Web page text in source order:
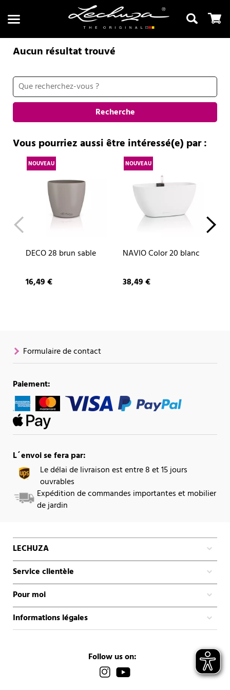
Recherche
Aucun résultat trouvé
Recherche
Vous pourriez aussi être intéressé(e) par :
NOUVEAU
DECO 28 brun sable
16,49 €
NOUVEAU
NAVIO Color 20 blanc
38,49 €
Formulaire de contact
Paiement:
L´envoi se fera par:
Le délai de livraison est entre 8 et 15 jours
ouvrables
Expédition de commandes importantes et mobilier
de jardin
LECHUZA
Service clientèle
Pour moi
Informations légales
Follow us on: